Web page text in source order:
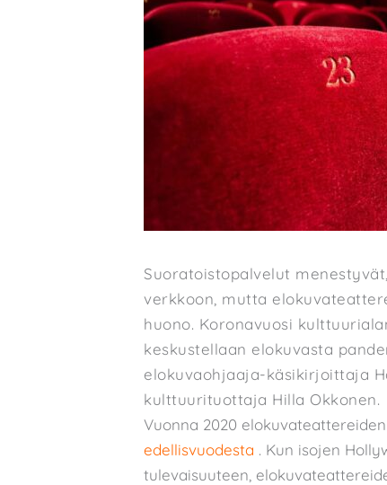
Suoratoistopalvelut
verkkoon, mutta
huono. Koronavuosi
keskustellaan elokuvasta
elokuvaohjaaja-käsikirjoittaja
kulttuurituottaja Hilla Okkonen.
Vuonna 2020
edellisvuodesta . Kun isojen
tulevaisuuteen,